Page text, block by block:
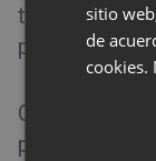
transmisión
principal.
para impartir
sitio
de
cookies.